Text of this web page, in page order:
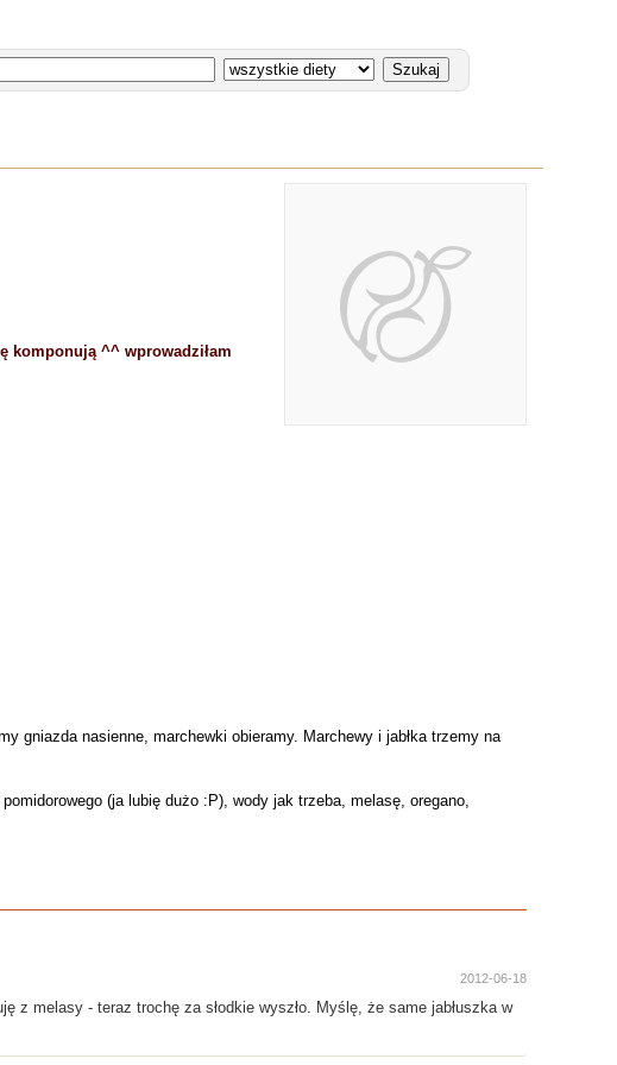
komponują ^^ wprowadziłam
gniazda nasienne, marchewki obieramy. Marchewy i jabłka trzemy na
(ja lubię dużo :P), wody jak trzeba, melasę, oregano,
2012-06-18
z melasy - teraz trochę za słodkie wyszło. Myślę, że same jabłuszka w